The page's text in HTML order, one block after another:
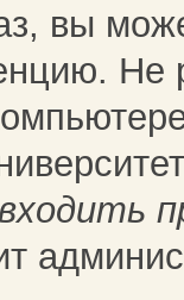
вы
Не